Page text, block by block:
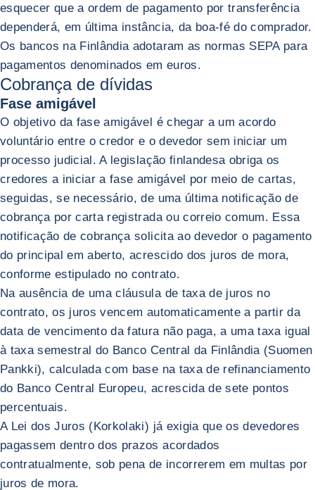
esquecer que a ordem de pagamento por transferência
dependerá, em última instância, da boa-fé do comprador.
Os bancos na Finlândia adotaram as normas SEPA para
pagamentos denominados em euros.
Cobrança de dívidas
Fase amigável
O objetivo da fase amigável é chegar a um acordo
voluntário entre o credor e o devedor sem iniciar um
processo judicial. A legislação finlandesa obriga os
credores a iniciar a fase amigável por meio de cartas,
seguidas, se necessário, de uma última notificação de
cobrança por carta registrada ou correio comum. Essa
notificação de cobrança solicita ao devedor o pagamento
do principal em aberto, acrescido dos juros de mora,
conforme estipulado no contrato.
Na ausência de uma cláusula de taxa de juros no
contrato, os juros vencem automaticamente a partir da
data de vencimento da fatura não paga, a uma taxa igual
à taxa semestral do Banco Central da Finlândia (Suomen
Pankki), calculada com base na taxa de refinanciamento
do Banco Central Europeu, acrescida de sete pontos
percentuais.
A Lei dos Juros (Korkolaki) já exigia que os devedores
pagassem dentro dos prazos acordados
contratualmente, sob pena de incorrerem em multas por
juros de mora.